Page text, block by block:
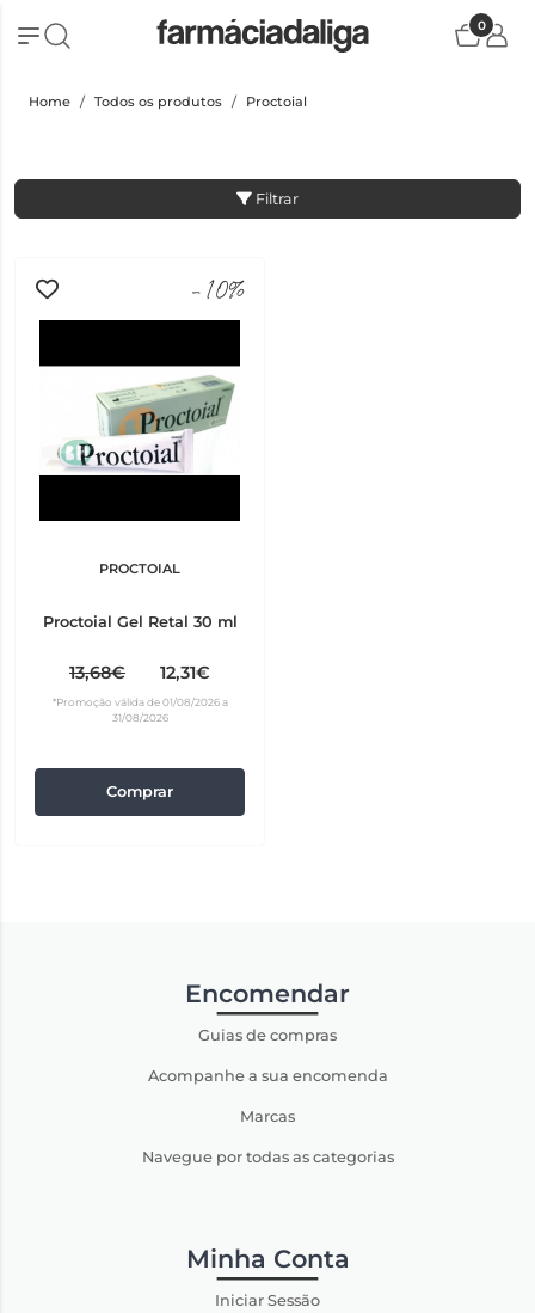
0
Home Todos os produtos Proctoial
Filtrar
-10%
PROCTOIAL
Proctoial Gel Retal 30 ml
13,68€ 12,31€
*Promoção válida de 01/08/2026 a
31/08/2026
Comprar
Encomendar
Guias de compras
Acompanhe a sua encomenda
Marcas
Navegue por todas as categorias
Minha Conta
Iniciar Sessão